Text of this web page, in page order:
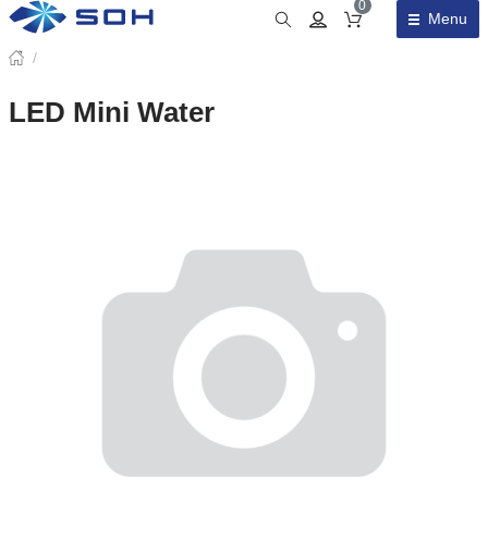
Obsah košíku
0
Menu
/
LED Mini Water